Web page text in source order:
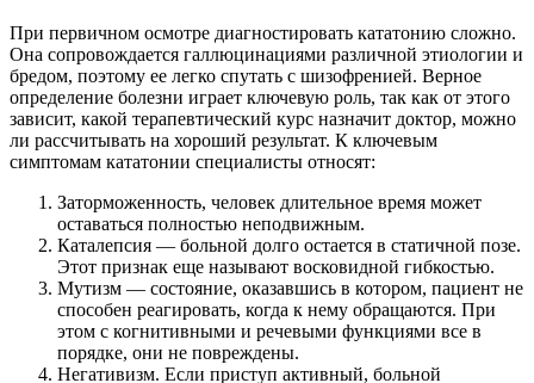
При первичном осмотре диагностировать кататонию сложно.
Она сопровождается галлюцинациями различной этиологии и
бредом, поэтому ее легко спутать с шизофренией. Верное
определение болезни играет ключевую роль, так как от этого
зависит, какой терапевтический курс назначит доктор, можно
ли рассчитывать на хороший результат. К ключевым
симптомам кататонии специалисты относят:
Заторможенность, человек длительное время может
оставаться полностью неподвижным.
Каталепсия — больной долго остается в статичной позе.
Этот признак еще называют восковидной гибкостью.
Мутизм — состояние, оказавшись в котором, пациент не
способен реагировать, когда к нему обращаются. При
этом с когнитивными и речевыми функциями все в
порядке, они не повреждены.
Негативизм. Если приступ активный, больной